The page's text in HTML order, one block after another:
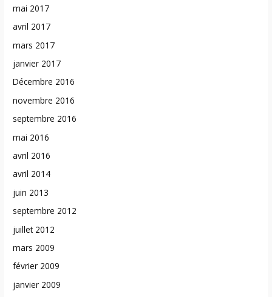
mai 2017
avril 2017
mars 2017
janvier 2017
Décembre 2016
novembre 2016
septembre 2016
mai 2016
avril 2016
avril 2014
juin 2013
septembre 2012
juillet 2012
mars 2009
février 2009
janvier 2009